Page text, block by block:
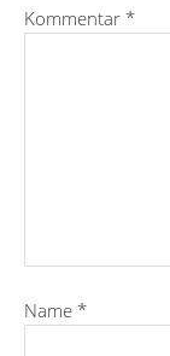
Kommentar *
Name *